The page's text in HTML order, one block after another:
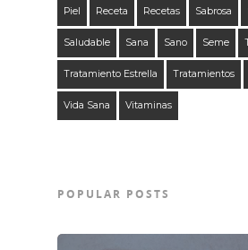
Piel Receta Recetas Sabrosa
Saludable Sana Sano Seme
Tratamiento Estrella Tratamientos
Vida Sana Vitaminas
POPULAR POSTS